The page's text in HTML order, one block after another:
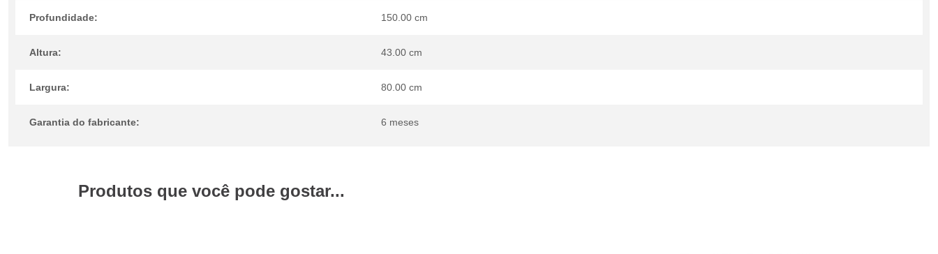
Profundidade: 150.00 cm
Altura: 43.00 cm
Largura: 80.00 cm
Garantia do fabricante: 6 meses
Produtos que você pode gostar...